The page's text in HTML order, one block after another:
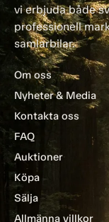
vi erbjuda både
professionell
samlarbilar.
Om oss
Nyheter & Media
Kontakta oss
FAQ
Auktioner
Köpa
Sälja
Allmänna villkor